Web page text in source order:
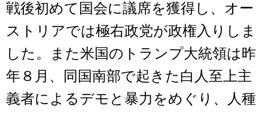
戦後初めて国会に議席を獲得し、オー
ストリアでは極右政党が政権入りしま
した。また米国のトランプ大統領は昨
年８月、同国南部で起きた白人至上主
義者によるデモと暴力をめぐり、人種